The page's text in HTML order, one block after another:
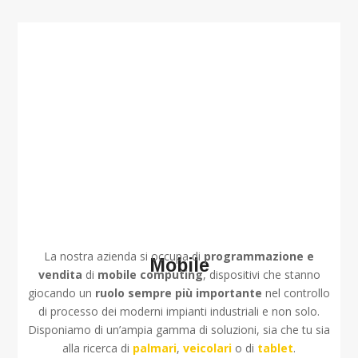
Mobile
La nostra azienda si occupa di programmazione e
vendita di mobile computing, dispositivi che stanno
giocando un ruolo sempre più importante nel controllo
di processo dei moderni impianti industriali e non solo.
Disponiamo di un’ampia gamma di soluzioni, sia che tu sia
alla ricerca di palmari, veicolari o di tablet.